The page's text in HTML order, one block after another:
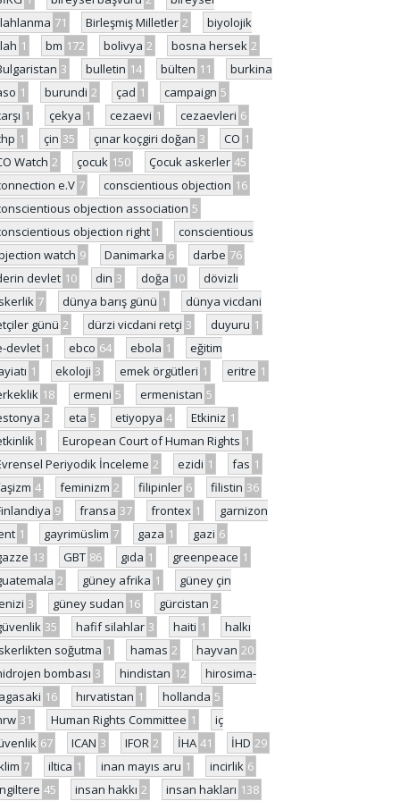
71 Birleşmiş Milletler 2
biyolojik
1 bm 172 bolivya 2 bosna hersek 2
3 bulletin 14 bülten 11
burkina
1 burundi 2 çad 1 campaign 5
1 çekya 1 cezaevi 1 cezaevleri 6
1 çin 35 çınar koçgiri doğan 3 CO 1
Watch 2 çocuk 150 Çocuk askerler 45
e.V 7 conscientious objection 16
objection association 5
objection right 1
conscientious
watch 9 Danimarka 6 darbe 76
devlet 10 din 3 doğa 10
dövizli
7 dünya barış günü 1
dünya vicdani
günü 2 dürzi vicdani retçi 3 duyuru 1
devlet 1 ebco 64 ebola 1
eğitim
1 ekoloji 3 emek örgütleri 1 eritre 1
18 ermeni 5 ermenistan 5
2 eta 5 etiyopya 4 Etkiniz 1
1 European Court of Human Rights 1
Periyodik İnceleme 2 ezidi 1 fas 1
4 feminizm 2 filipinler 6 filistin 36
9 fransa 37 frontex 1
garnizon
1 gayrimüslim 7 gaza 1 gazi 6
13 GBT 86 gıda 1 greenpeace 1
2 güney afrika 1
güney çin
3 güney sudan 16 gürcistan 2
35 hafif silahlar 3 haiti 1
halkı
soğutma 1 hamas 2 hayvan 20
bombası 3 hindistan 12
hirosima-
16 hırvatistan 1 hollanda 5
31 Human Rights Committee 1
iç
67 ICAN 3 IFOR 2 İHA 41 İHD 29
7 iltica 1 inan mayıs aru 1 incirlik 6
45 insan hakkı 2 insan hakları 138